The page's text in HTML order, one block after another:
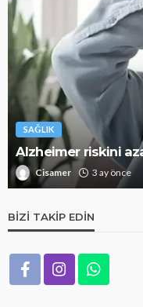
SAĞLIK
Alzheimer riskini
Cisamer 3 ay önce
BIZI TAKIP EDIN